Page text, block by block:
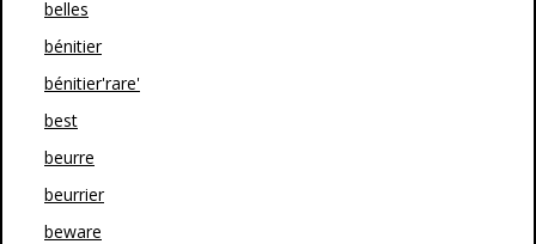
belles
bénitier
bénitier'rare'
best
beurre
beurrier
beware